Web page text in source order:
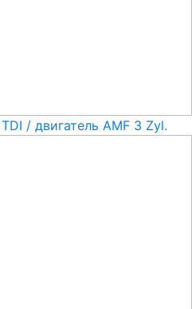
/ двигатель AMF 3 Zyl.